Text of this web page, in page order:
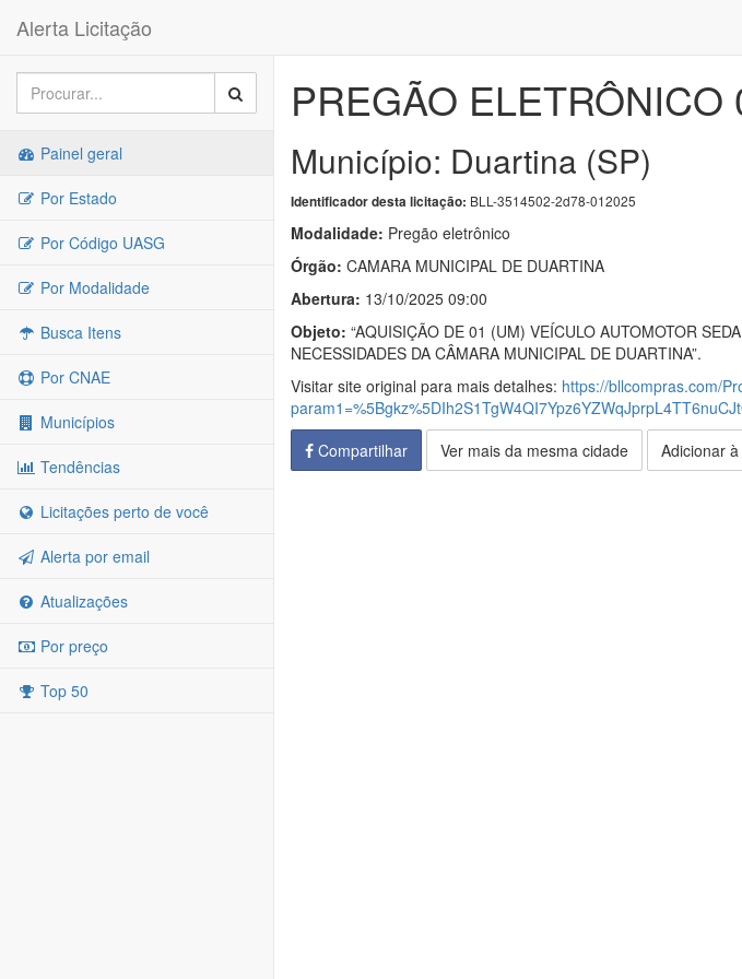
Alerta Licitação
Painel geral
Por Estado
Por Código UASG
Por Modalidade
Busca Itens
Por CNAE
Municípios
Tendências
Licitações perto de você
Alerta por email
Atualizações
Por preço
Top 50
PREGÃO ELETRÔNICO
Município: Duartina (SP)
Identificador desta licitação: BLL-3514502-2d78-012025
Modalidade: Pregão eletrônico
Órgão: CAMARA MUNICIPAL DE DUARTINA
Abertura: 13/10/2025 09:00
Objeto: “AQUISIÇÃO DE 01 (UM) VEÍCULO AUTOMOTOR
NECESSIDADES DA CÂMARA MUNICIPAL DE DUARTINA”.
Visitar site original para mais detalhes: https://bllcompras.com/
Compartilhar
Ver mais da mesma cidade Adicionar